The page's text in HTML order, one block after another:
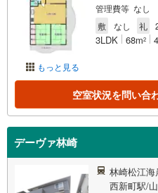
もっと見る
管理費等 なし
敷
なし 礼
3LDK 68m2
空室状況を問い合
デーヴァ林崎
林崎松江
西新町駅/